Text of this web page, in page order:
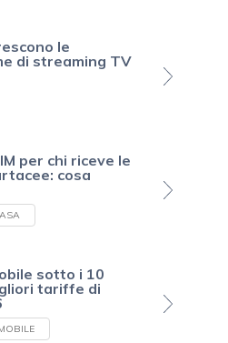
le
di streaming TV
per chi riceve le
cosa
sotto i 10
tariffe di